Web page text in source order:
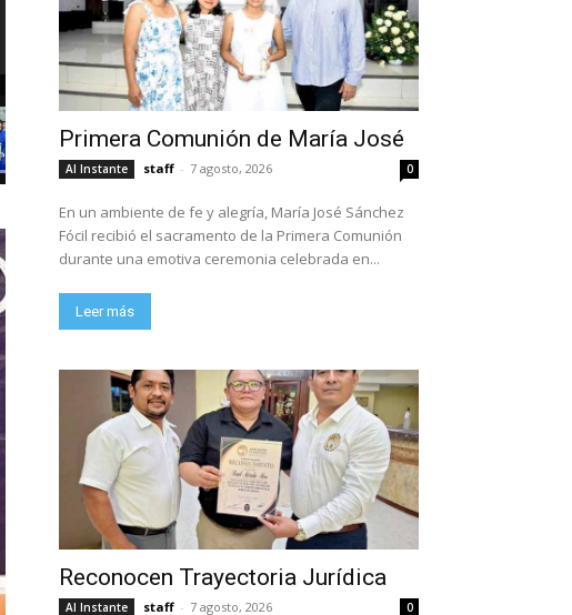
Primera Comunión de María José
Al Instante staff - 7 agosto, 2026 0
En un ambiente de fe y alegría, María José Sánchez
Fócil recibió el sacramento de la Primera Comunión
durante una emotiva ceremonia celebrada en...
Leer más
Reconocen Trayectoria Jurídica
Al Instante staff - 7 agosto, 2026 0